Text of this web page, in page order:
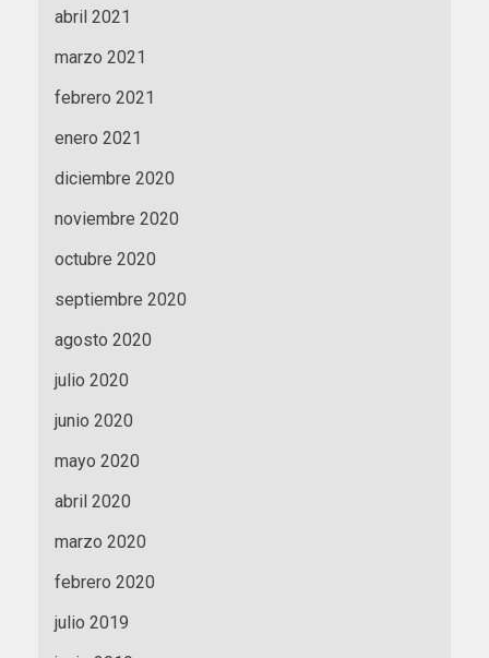
abril 2021
marzo 2021
febrero 2021
enero 2021
diciembre 2020
noviembre 2020
octubre 2020
septiembre 2020
agosto 2020
julio 2020
junio 2020
mayo 2020
abril 2020
marzo 2020
febrero 2020
julio 2019